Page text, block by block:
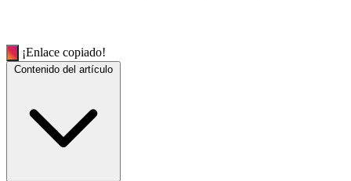
¡Enlace copiado!
Contenido del artículo